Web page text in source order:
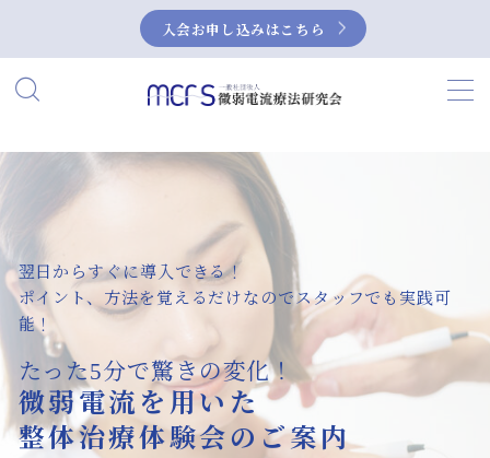
入会お申し込みはこちら
MENU
当研究会について
私たちの活動
微弱電流とは？
微弱電流の活用事例
症例集
翌日からすぐに導入できる！
ポイント、方法を覚えるだけなのでスタッフでも実践可
能！
たった5分で驚きの変化！
微弱電流を用いた
整体治療体験会のご案内